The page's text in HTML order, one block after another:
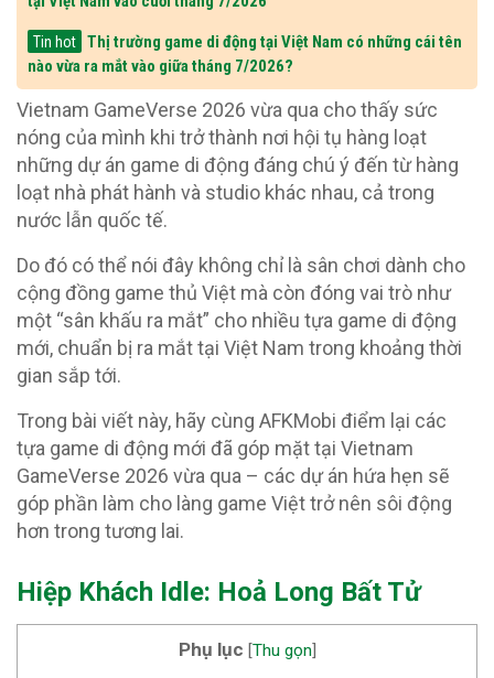
Tin hot
Thị trường game di động tại Việt Nam có những cái tên
nào vừa ra mắt vào giữa tháng 7/2026?
Vietnam GameVerse 2026 vừa qua cho thấy sức
nóng của mình khi trở thành nơi hội tụ hàng loạt
những dự án game di động đáng chú ý đến từ hàng
loạt nhà phát hành và studio khác nhau, cả trong
nước lẫn quốc tế.
Do đó có thể nói đây không chỉ là sân chơi dành cho
cộng đồng game thủ Việt mà còn đóng vai trò như
một “sân khấu ra mắt” cho nhiều tựa game di động
mới, chuẩn bị ra mắt tại Việt Nam trong khoảng thời
gian sắp tới.
Trong bài viết này, hãy cùng AFKMobi điểm lại các
tựa game di động mới đã góp mặt tại Vietnam
GameVerse 2026 vừa qua – các dự án hứa hẹn sẽ
góp phần làm cho làng game Việt trở nên sôi động
hơn trong tương lai.
Hiệp Khách Idle: Hoả Long Bất Tử
Phụ lục [Thu gọn]